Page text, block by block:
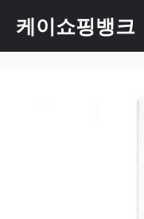
content
케이쇼핑뱅크